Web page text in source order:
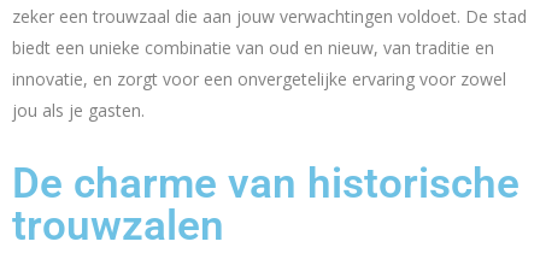
zeker een trouwzaal die aan jouw verwachtingen voldoet. De stad
biedt een unieke combinatie van oud en nieuw, van traditie en
innovatie, en zorgt voor een onvergetelijke ervaring voor zowel
jou als je gasten.
De charme van historische
trouwzalen